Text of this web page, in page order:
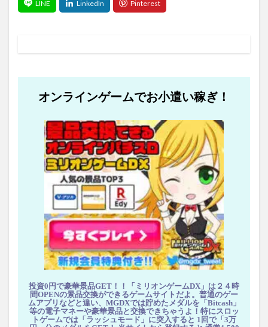
オンラインゲームでお小遣い稼ぎ！
投資0円で豪華景品GET！！「ミリオンゲームDX」は２４時
間OPENの景品交換ができるゲームサイトだよ。普通のゲー
ムアプリなどと違い、MGDXでは貯めたメダルを「Bitcash」
等の電子マネーや豪華景品と交換できちゃうよ！特にスロッ
トゲームでは「ラッシュモード」に突入すると 1回で「3万